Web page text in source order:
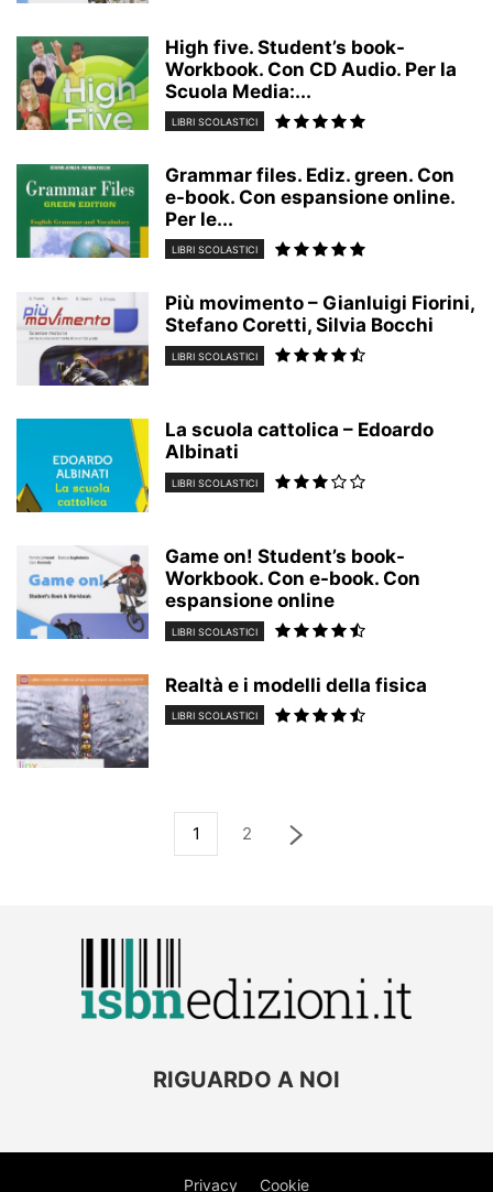
High five. Student’s book-
Workbook. Con CD Audio. Per la
Scuola Media:...
LIBRI SCOLASTICI
Grammar files. Ediz. green. Con
e-book. Con espansione online.
Per le...
LIBRI SCOLASTICI
Più movimento – Gianluigi Fiorini,
Stefano Coretti, Silvia Bocchi
LIBRI SCOLASTICI
La scuola cattolica – Edoardo
Albinati
LIBRI SCOLASTICI
Game on! Student’s book-
Workbook. Con e-book. Con
espansione online
LIBRI SCOLASTICI
Realtà e i modelli della fisica
LIBRI SCOLASTICI
1 2
RIGUARDO A NOI
Privacy Cookie